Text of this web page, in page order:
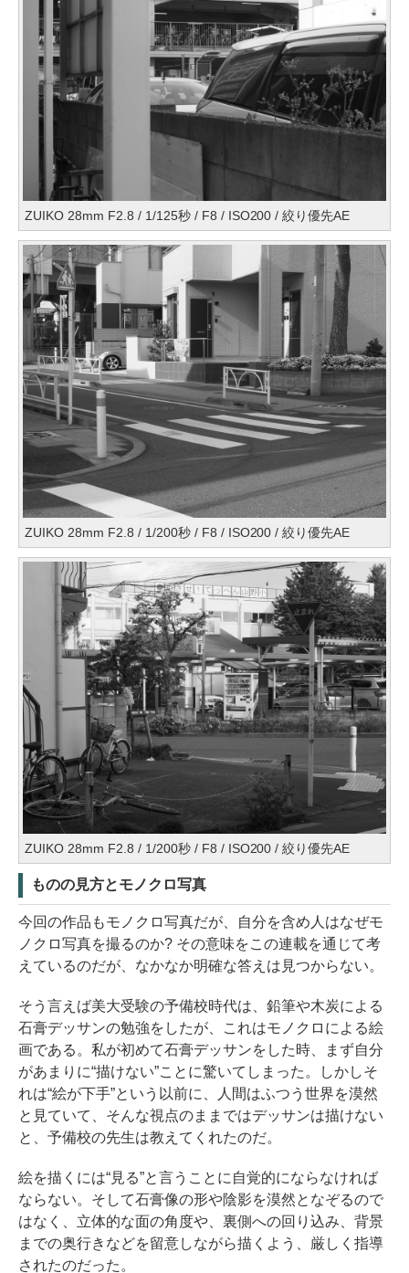
ZUIKO 28mm F2.8 / 1/125秒 / F8 / ISO200 / 絞り優先AE
ZUIKO 28mm F2.8 / 1/200秒 / F8 / ISO200 / 絞り優先AE
ZUIKO 28mm F2.8 / 1/200秒 / F8 / ISO200 / 絞り優先AE
ものの見方とモノクロ写真
今回の作品もモノクロ写真だが、自分を含め人はなぜモ
ノクロ写真を撮るのか? その意味をこの連載を通じて考
えているのだが、なかなか明確な答えは見つからない。
そう言えば美大受験の予備校時代は、鉛筆や木炭による
石膏デッサンの勉強をしたが、これはモノクロによる絵
画である。私が初めて石膏デッサンをした時、まず自分
があまりに“描けない”ことに驚いてしまった。しかしそ
れは“絵が下手”という以前に、人間はふつう世界を漠然
と見ていて、そんな視点のままではデッサンは描けない
と、予備校の先生は教えてくれたのだ。
絵を描くには“見る”と言うことに自覚的にならなければ
ならない。そして石膏像の形や陰影を漠然となぞるので
はなく、立体的な面の角度や、裏側への回り込み、背景
までの奥行きなどを留意しながら描くよう、厳しく指導
されたのだった。